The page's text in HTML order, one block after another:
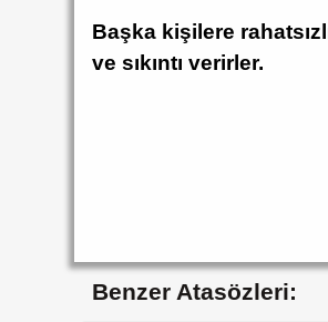
Başka kişilere
ve sıkıntı verirler.
Benzer Atasözleri: